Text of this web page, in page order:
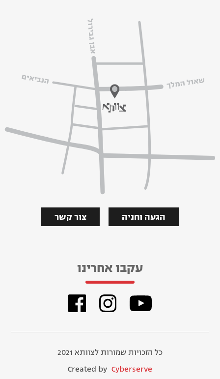
צור קשר הגעה וחניה
עקבו אחרינו
כל הזכויות שמורות לצוותא 2021
Created by Cyberserve